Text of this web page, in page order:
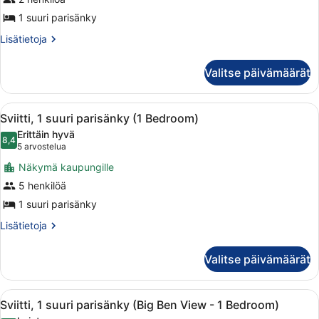
huone,
1
suuri
Facing)
kuvat
1 suuri parisänky
Lisätietoja
Lisätietoja
1
suuri
parisänky
(Atrium
Facing)
Valitse päivämäärät
Avaa
kaikki
huonetyypin
Sviitti,
1
suuri
parisänky
(1
Egyptinpuuvillaiset lakanat,
8
Sviitti, 1 suuri parisänky (1 Bedroom)
8,48,4 kautta 10
Erittäin hyvä
5 arvostelua
(5
arvostelua)
Näkymä kaupungille
5 henkilöä
1 suuri parisänky
Lisätietoja
Lisätietoja
suuri
parisänky
(1
Bedroom)
Valitse päivämäärät
Avaa
kaikki
Hotellihuone, jossa on suuri
7
Sviitti, 1 suuri parisänky (Big Ben View - 1 Bedroom)